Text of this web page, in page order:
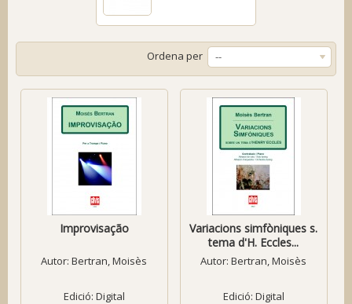
Ordena per --
Improvisação
Autor:Bertran, Moisès
Edició: Digital
Variacions simfòniques s.
tema d'H. Eccles...
Autor:Bertran, Moisès
Edició: Digital